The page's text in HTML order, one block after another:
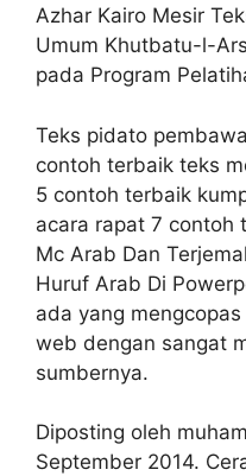
Azhar Kairo Mesir
Umum Khutbatu-l-
pada Program
Teks pidato
contoh terbaik teks
5 contoh terbaik
acara rapat 7 contoh
Mc Arab Dan
Huruf Arab Di
ada yang
web dengan sangat
sumbernya.
Diposting oleh
September 2014.